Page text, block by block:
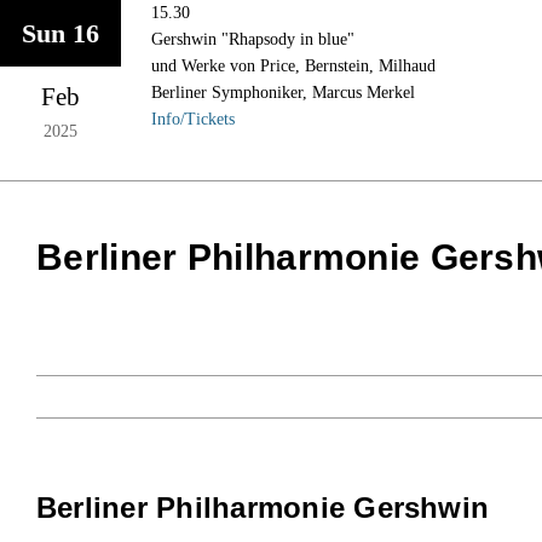
content
Sun 16
Feb
2025
15.30
Gershwin "Rhapsody in blue"
und Werke von Price, Bernstein, Milhaud
Berliner Symphoniker, Marcus Merkel
Info/Tickets
Berliner Philharmonie
Berliner Philharmonie Gershwin